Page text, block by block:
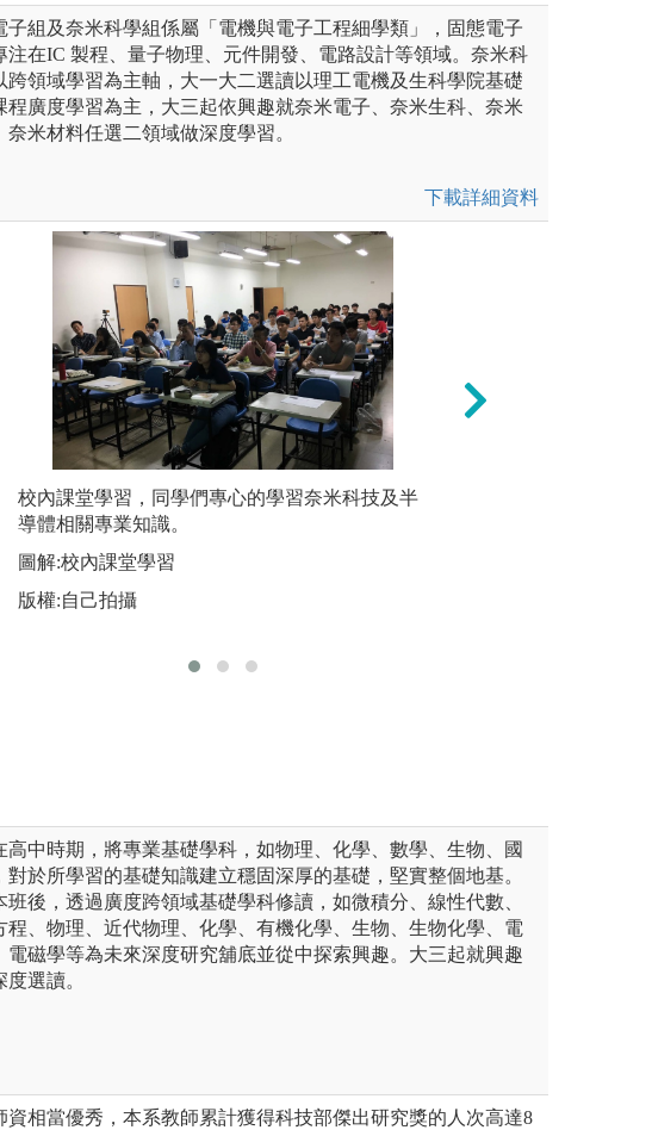
子組及奈米科學組係屬「電機與電子工程細學類」，固態電子
注在IC 製程、量子物理、元件開發、電路設計等領域。奈米科
跨領域學習為主軸，大一大二選讀以理工電機及生科學院基礎
程廣度學習為主，大三起依興趣就奈米電子、奈米生科、奈米
奈米材料任選二領域做深度學習。
下載詳細資料
的實作實驗課程]
理系必備的實驗課程，例如：實驗物理、
理實驗、光學實驗，本系還有開設電磁學
電子學實驗、作中學計算機概論...等等實
，學生有很多機會實際操作器材、製作實
校內課堂學習，同學們專心的學習奈米科技及半
導體相關專業知識。
圖解:校內課堂學習
版權:自己拍攝
高中時期，將專業基礎學科，如物理、化學、數學、生物、國
對於所學習的基礎知識建立穩固深厚的基礎，堅實整個地基。
班後，透過廣度跨領域基礎學科修讀，如微積分、線性代數、
程、物理、近代物理、化學、有機化學、生物、生物化學、電
電磁學等為未來深度研究舖底並從中探索興趣。大三起就興趣
選讀。
資相當優秀，本系教師累計獲得科技部傑出研究獎的人次高達8